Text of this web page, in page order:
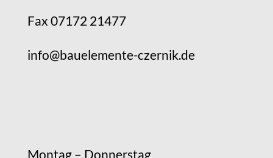
Fax 07172 21477
info@bauelemente-czernik.de
Montag – Donnerstag